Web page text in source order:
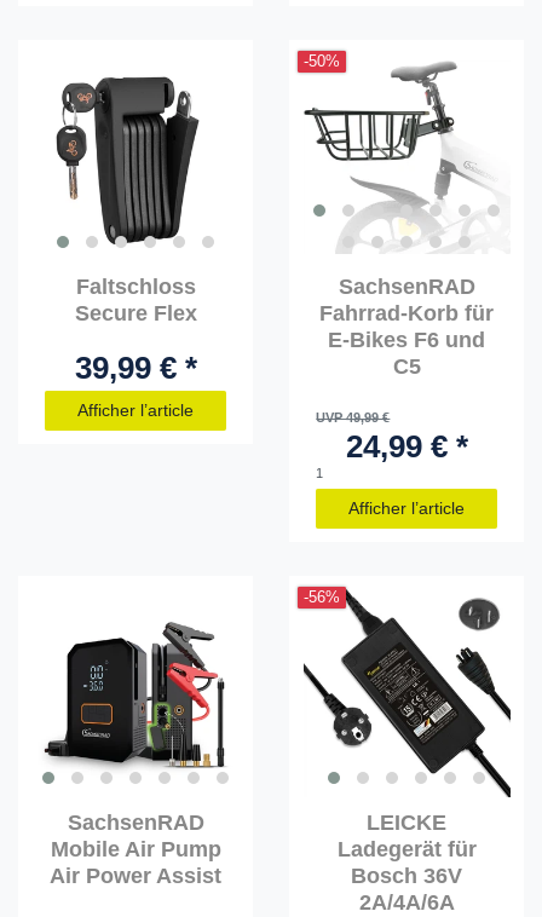
Faltschloss
Secure Flex
39,99 € *
Afficher l’article
-50%
SachsenRAD
Fahrrad-Korb für
E-Bikes F6 und
C5
UVP 49,99 €
24,99 € *
1
Afficher l’article
SachsenRAD
Mobile Air Pump
Air Power Assist
-56%
LEICKE
Ladegerät für
Bosch 36V
2A/4A/6A